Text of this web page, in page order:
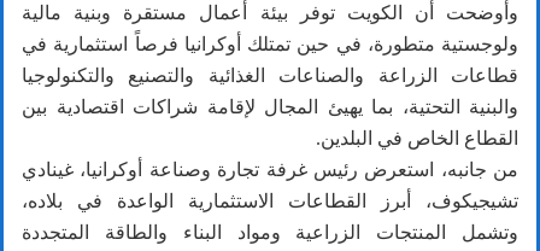
وأوضحت أن الكويت توفر بيئة أعمال مستقرة وبنية مالية
ولوجستية متطورة، في حين تمتلك أوكرانيا فرصاً استثمارية في
قطاعات الزراعة والصناعات الغذائية والتصنيع والتكنولوجيا
والبنية التحتية، بما يهيئ المجال لإقامة شراكات اقتصادية بين
القطاع الخاص في البلدين.
من جانبه، استعرض رئيس غرفة تجارة وصناعة أوكرانيا، غينادي
تشيجيكوف، أبرز القطاعات الاستثمارية الواعدة في بلاده،
وتشمل المنتجات الزراعية ومواد البناء والطاقة المتجددة